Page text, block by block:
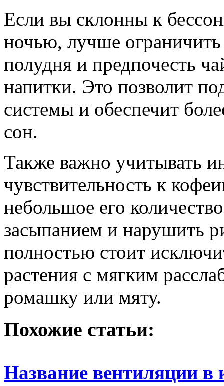
Если вы склонны к
ночью, лучше
полудня и предпочесть
напитки. Это позволит
системы и обеспечит
сон.
Также важно учитывать
чувствительность к
небольшое его
засыпанием и нарушить
полностью стоит
растения с мягким
ромашку или мяту.
Похожие статьи:
Название вентиляции в